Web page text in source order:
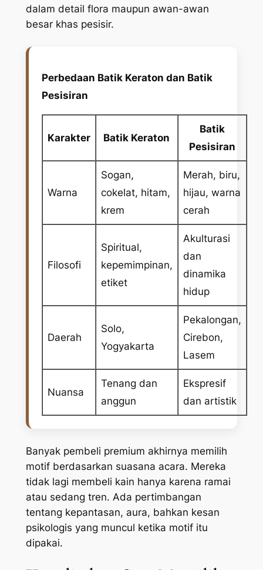
dalam detail flora maupun awan-awan
besar khas pesisir.
Perbedaan Batik Keraton dan Batik
Pesisiran
Karakter Batik Keraton
Batik
Pesisiran
Warna
Sogan,
cokelat, hitam,
krem
Merah, biru,
hijau, warna
cerah
Filosofi
Spiritual,
kepemimpinan,
etiket
Akulturasi
dan
dinamika
hidup
Daerah
Solo,
Yogyakarta
Pekalongan,
Cirebon,
Lasem
Nuansa
Tenang dan
anggun
Ekspresif
dan artistik
Banyak pembeli premium akhirnya memilih
motif berdasarkan suasana acara. Mereka
tidak lagi membeli kain hanya karena ramai
atau sedang tren. Ada pertimbangan
tentang kepantasan, aura, bahkan kesan
psikologis yang muncul ketika motif itu
dipakai.